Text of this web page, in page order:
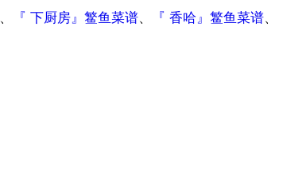
、 『 下厨房』鳘鱼菜谱、 『 香哈』鳘鱼菜谱、